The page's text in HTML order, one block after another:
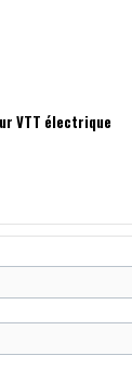
VTT électrique